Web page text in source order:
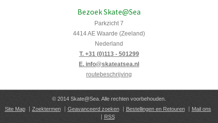
Bezoek Skate@Sea
Parkzicht 7
4414 AE Waarde (Zeeland)
Nederland
T. +31 (0)113 - 501299
E. info@skateatsea.nl
routebeschrijving
© 2014 Skate@Sea. Alle rechten voorbehouden.
Site Map
Zoektermen Geavanceerd zoeken Bestellingen en Retouren
Mail ons
RSS